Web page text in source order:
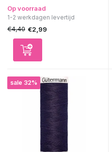
Op voorraad
1-2 werkdagen levertijd
€4,40 €2,99
sale 32%